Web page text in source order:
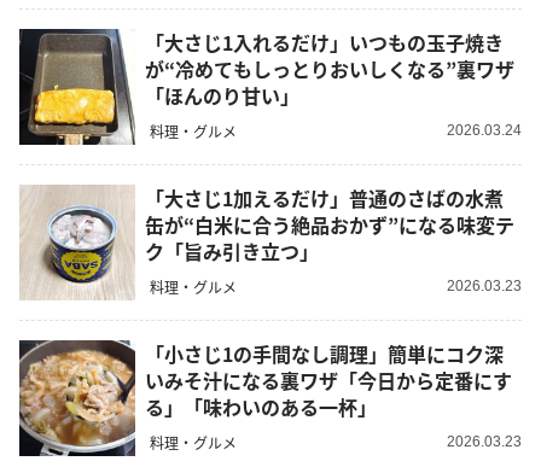
「大さじ1入れるだけ」いつもの玉子焼き
が“冷めてもしっとりおいしくなる”裏ワザ
「ほんのり甘い」
料理・グルメ 2026.03.24
「大さじ1加えるだけ」普通のさばの水煮
缶が“白米に合う絶品おかず”になる味変テ
ク「旨み引き立つ」
料理・グルメ 2026.03.23
「小さじ1の手間なし調理」簡単にコク深
いみそ汁になる裏ワザ「今日から定番にす
る」「味わいのある一杯」
料理・グルメ 2026.03.23